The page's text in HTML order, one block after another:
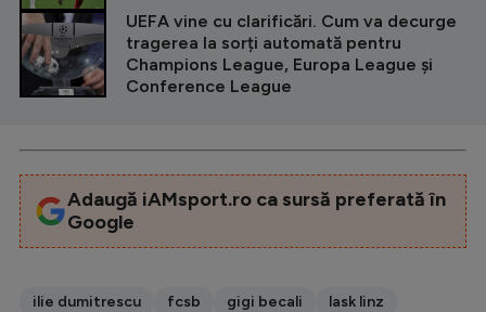
UEFA vine cu clarificări. Cum va decurge
tragerea la sorți automată pentru
Champions League, Europa League și
Conference League
Adaugă iAMsport.ro ca sursă preferată în
Google
ilie dumitrescu fcsb gigi becali
lask linz